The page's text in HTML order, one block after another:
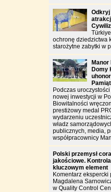
ochronę dziedzictwa
starożytne zabytki w
Manor
Domy
Podczas
nowej inwestycji w
Biowitalności
prestiżowy medal
wydarzeniu
władz
publicznych, media,
współpracownicy
Polski przemysł
jakościowe.
kluczowym element
Komentarz ekspercki
Magdalena
w Quality Control